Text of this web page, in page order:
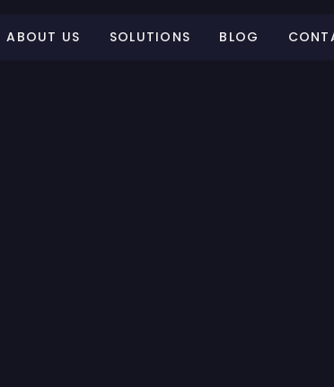
ABOUT US SOLUTIONS BLOG